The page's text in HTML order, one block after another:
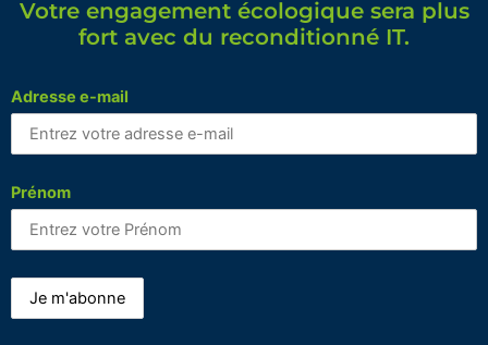
Votre engagement écologique sera plus
fort avec du reconditionné IT.
Adresse e-mail
Prénom